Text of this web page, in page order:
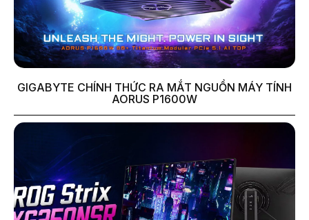
GIGABYTE CHÍNH THỨC RA MẮT NGUỒN MÁY TÍNH
AORUS P1600W